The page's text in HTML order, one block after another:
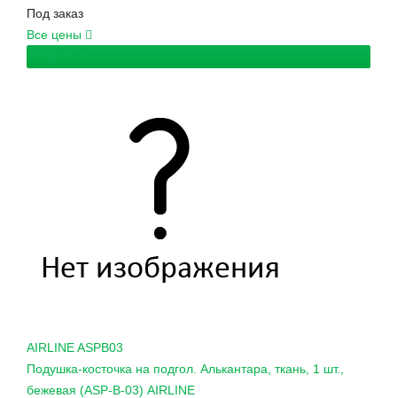
Под заказ
Все цены
AIRLINEASPB03
Подушка-косточка на подгол. Алькантара, ткань, 1 шт.,
бежевая (ASP-B-03) AIRLINE